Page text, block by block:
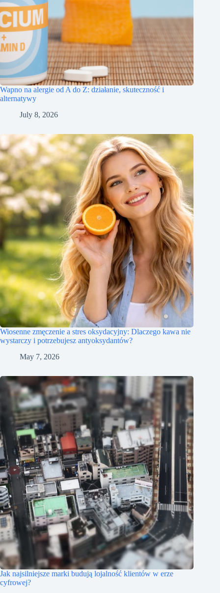
Wapno na alergie od A do Z: działanie, skuteczność i
alternatywy
July 8, 2026
Wiosenne zmęczenie a stres oksydacyjny: Dlaczego kawa nie
wystarczy i potrzebujesz antyoksydantów?
May 7, 2026
Jak najsilniejsze marki budują lojalność klientów w erze
cyfrowej?